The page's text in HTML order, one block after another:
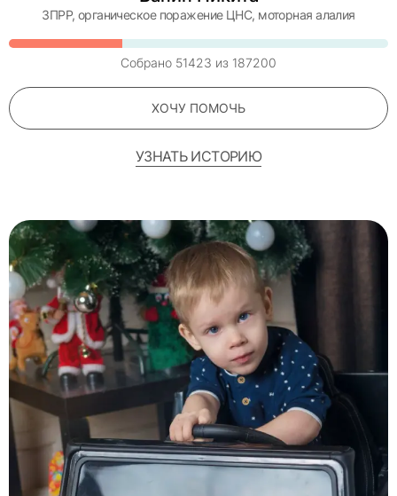
ЗПРР, органическое поражение ЦНС, моторная алалия
Собрано 51423 из 187200
ХОЧУ ПОМОЧЬ
УЗНАТЬ ИСТОРИЮ